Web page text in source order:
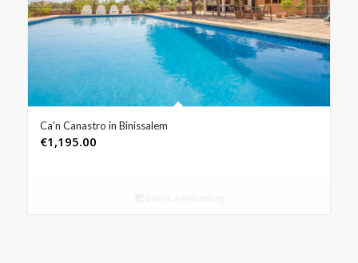
Ca’n Canastro in Binissalem
€1,195.00